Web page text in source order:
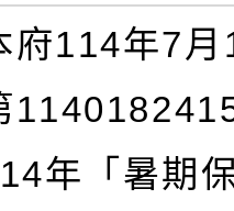
府114年7
年「暑期